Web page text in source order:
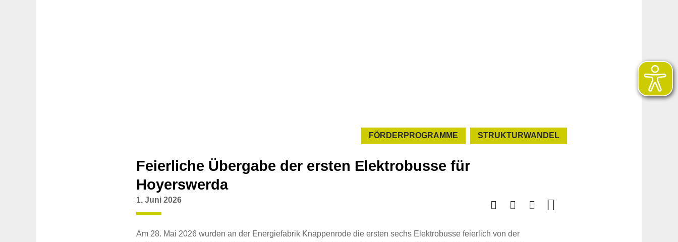
FÖRDERPROGRAMME STRUKTURWANDEL
Feierliche Übergabe der ersten Elektrobusse für
Hoyerswerda
1. Juni 2026
Am 28. Mai 2026 wurden an der Energiefabrik Knappenrode die ersten sechs Elektrobusse feierlich von der